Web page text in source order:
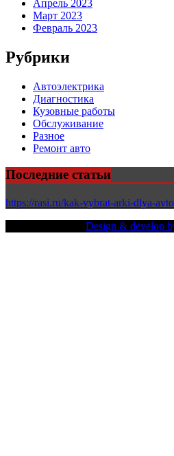
Апрель 2023
Март 2023
Февраль 2023
Рубрики
Автоэлектрика
Диагностика
Кузовные работы
Обслуживание
Разное
Ремонт авто
Последние статьи
https://rasi.ru/kak-vybrat-arki-dlya-
Design & develop